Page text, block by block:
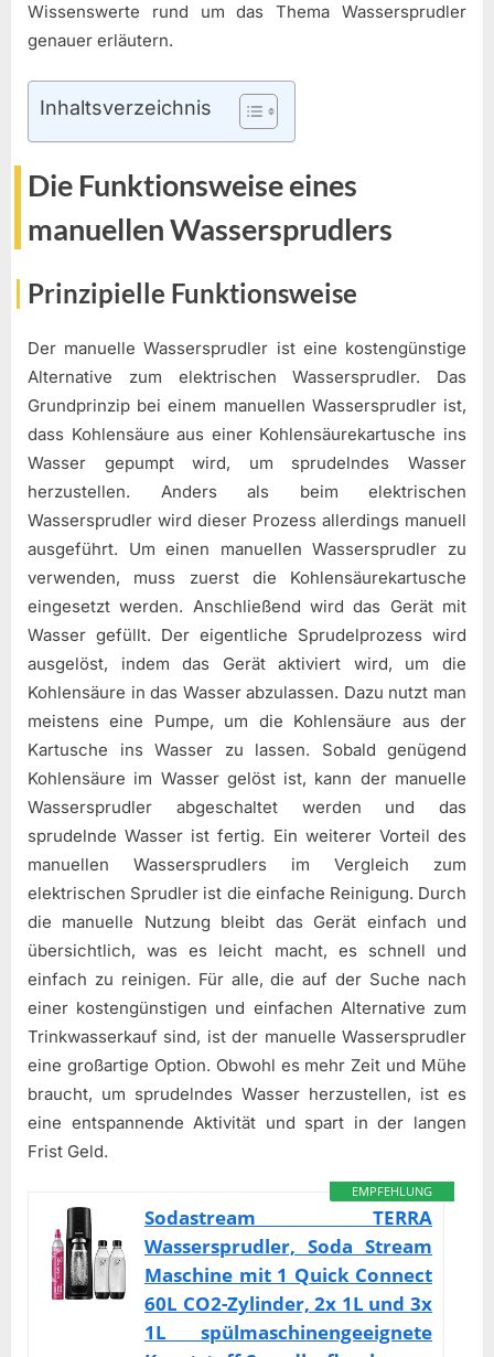
Wissenswerte rund um das Thema Wassersprudler
genauer erläutern.
Inhaltsverzeichnis
Die Funktionsweise eines
manuellen Wassersprudlers
Prinzipielle Funktionsweise
Der manuelle Wassersprudler ist eine kostengünstige
Alternative zum elektrischen Wassersprudler. Das
Grundprinzip bei einem manuellen Wassersprudler ist,
dass Kohlensäure aus einer Kohlensäurekartusche ins
Wasser gepumpt wird, um sprudelndes Wasser
herzustellen. Anders als beim elektrischen
Wassersprudler wird dieser Prozess allerdings manuell
ausgeführt. Um einen manuellen Wassersprudler zu
verwenden, muss zuerst die Kohlensäurekartusche
eingesetzt werden. Anschließend wird das Gerät mit
Wasser gefüllt. Der eigentliche Sprudelprozess wird
ausgelöst, indem das Gerät aktiviert wird, um die
Kohlensäure in das Wasser abzulassen. Dazu nutzt man
meistens eine Pumpe, um die Kohlensäure aus der
Kartusche ins Wasser zu lassen. Sobald genügend
Kohlensäure im Wasser gelöst ist, kann der manuelle
Wassersprudler abgeschaltet werden und das
sprudelnde Wasser ist fertig. Ein weiterer Vorteil des
manuellen Wassersprudlers im Vergleich zum
elektrischen Sprudler ist die einfache Reinigung. Durch
die manuelle Nutzung bleibt das Gerät einfach und
übersichtlich, was es leicht macht, es schnell und
einfach zu reinigen. Für alle, die auf der Suche nach
einer kostengünstigen und einfachen Alternative zum
Trinkwasserkauf sind, ist der manuelle Wassersprudler
eine großartige Option. Obwohl es mehr Zeit und Mühe
braucht, um sprudelndes Wasser herzustellen, ist es
eine entspannende Aktivität und spart in der langen
Frist Geld.
EMPFEHLUNG
Sodastream TERRA
Wassersprudler, Soda Stream
Maschine mit 1 Quick Connect
60L CO2-Zylinder, 2x 1L und 3x
1L spülmaschinengeeignete